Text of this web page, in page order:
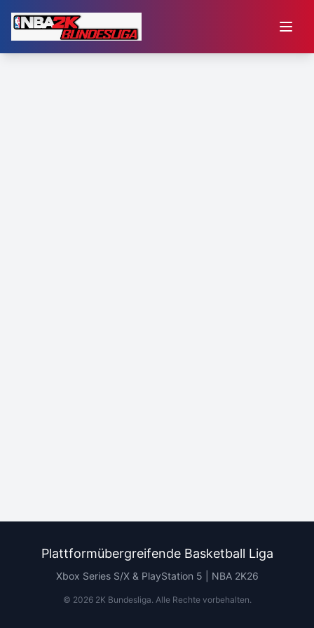
Plattformübergreifende Basketball Liga
Xbox Series S/X & PlayStation 5 | NBA 2K26
© 20262K Bundesliga. Alle Rechte vorbehalten.